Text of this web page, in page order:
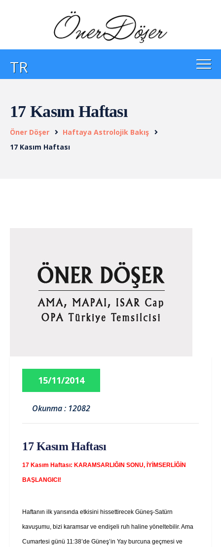
TR
17 Kasım Haftası
Öner Döşer
Haftaya Astrolojik Bakış
17 Kasım Haftası
15/11/2014
Okunma : 12082
17 Kasım Haftası
17 Kasım Haftası: KARAMSARLIĞIN SONU, İYİMSERLİĞİN
BAŞLANGICI!
Haftanın ilk yarısında etkisini hissettirecek Güneş-Satürn
kavuşumu, bizi karamsar ve endişeli ruh haline yöneltebilir. Ama
Cumartesi günü 11:38’de Güneş’in Yay burcuna geçmesi ve